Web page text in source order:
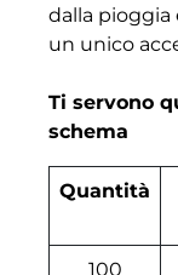
dalla pioggia
un unico
Ti servono
schema
Quantità
100